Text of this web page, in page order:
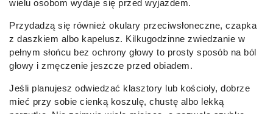
wielu osobom wydaje się przed wyjazdem.
Przydadzą się również okulary przeciwsłoneczne, czapka
z daszkiem albo kapelusz. Kilkugodzinne zwiedzanie w
pełnym słońcu bez ochrony głowy to prosty sposób na ból
głowy i zmęczenie jeszcze przed obiadem.
Jeśli planujesz odwiedzać klasztory lub kościoły, dobrze
mieć przy sobie cienką koszulę, chustę albo lekką